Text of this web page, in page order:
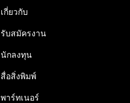
เกี่ยวกับ
รับสมัครงาน
นักลงทุน
สื่อสิ่งพิมพ์
พาร์ทเนอร์